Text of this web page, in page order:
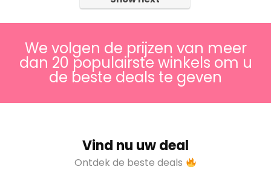
We volgen de prijzen van meer
dan 20 populairste winkels om u
de beste deals te geven
Vind nu uw deal
Ontdek de beste deals